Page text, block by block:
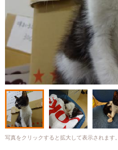
写真をクリックすると拡大して表示されます。